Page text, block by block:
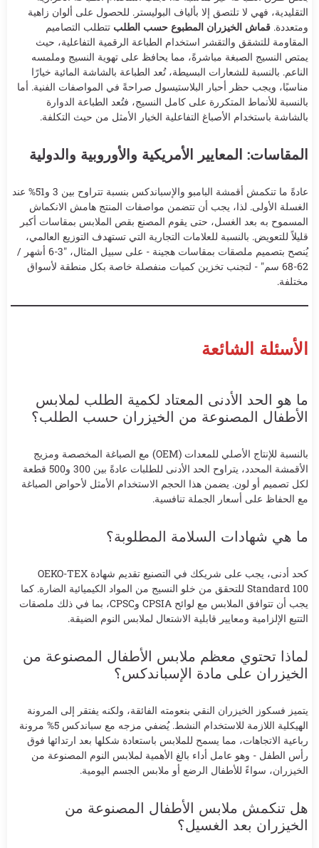
التقليدية، فهي لا تلتصق إلا بألياف البوليستر. للحصول على ألوان زاهية
ومتعددة. قماش الخيزران المطبوع حسب الطلب تتطلب التصاميم
المقاومة للتشقق والتقشر استخدام الطباعة الرقمية التفاعلية، حيث
يمتص النسيج الصبغة مباشرةً، مما يحافظ على تهوية النسيج وملمسه
الناعم. بالنسبة للشعارات البسيطة، تُعد الطباعة بالشاشة المائية خيارًا
مناسبًا، ويجب حظر أحبار البلاستيسول صراحةً في المواصفات الفنية. أما
بالنسبة للأنماط المتكررة على كامل النسيج، فتُعد الطباعة الدوارة
بالشاشة باستخدام الأصباغ التفاعلية الخيار الأمثل من حيث التكلفة.
المقاسات: المعايير الأمريكية والأوروبية والدولية
عادةً ما تنكمش أقمشة البامبو والإسباندكس بنسبة تتراوح بين 3 و51% عند
الغسلة الأولى. لذا، يجب أن تتضمن مواصفات المنتج هامش الانكماش
المسموح به بعد الغسل، حتى يقوم المصنع بقص الملابس بمقاسات أكبر
قليلاً للتعويض. بالنسبة للعلامات التجارية التي تستهدف التوزيع العالمي،
يُنصح بتصميم ملصقات بمقاسات هجينة - على سبيل المثال، "3-6 أشهر /
62-68 سم" - لتجنب تخزين كميات منفصلة خاصة بكل منطقة لأسواق
مختلفة.
الأسئلة الشائعة
ما هو الحد الأدنى المعتاد لكمية الطلب لملابس
الأطفال المصنوعة من الخيزران حسب الطلب؟
بالنسبة للإنتاج الأصلي للمعدات (OEM) مع الصباغة المخصصة ومزيج
الأقمشة المحدد، يتراوح الحد الأدنى للطلبات عادةً بين 300 و500 قطعة
لكل تصميم أو لون. يضمن هذا الحجم الاستخدام الأمثل لأحواض الصباغة
مع الحفاظ على أسعار الجملة تنافسية.
ما هي شهادات السلامة المطلوبة؟
كحد أدنى، يجب على شريكك في التصنيع تقديم شهادة OEKO-TEX
Standard 100 للتحقق من خلو النسيج من المواد الكيميائية الضارة. كما
يجب أن تتوافق الملابس مع لوائح CPSIA وCPSC، بما في ذلك ملصقات
التتبع الإلزامية ومعايير قابلية الاشتعال لملابس النوم الضيقة.
لماذا تحتوي معظم ملابس الأطفال المصنوعة من
الخيزران على مادة الإسباندكس؟
يتميز فسكوز الخيزران النقي بنعومته الفائقة، ولكنه يفتقر إلى المرونة
الهيكلية اللازمة للاستخدام النشط. يُضفي مزجه مع سباندكس 5% مرونة
رباعية الاتجاهات، مما يسمح للملابس باستعادة شكلها بعد ارتدائها فوق
رأس الطفل - وهو عامل أداء بالغ الأهمية لملابس النوم المصنوعة من
الخيزران، سواءً للأطفال الرضع أو ملابس الجسم اليومية.
هل تنكمش ملابس الأطفال المصنوعة من
الخيزران بعد الغسيل؟